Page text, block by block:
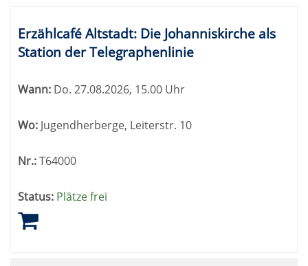
Tabellenüberschriften
können
sortiert
Erzählcafé Altstadt: Die Johanniskirche als
Station der Telegraphenlinie
Wann: Do. 27.08.2026, 15.00 Uhr
Wo: Jugendherberge, Leiterstr. 10
Nr.:T64000
Status: Plätze frei